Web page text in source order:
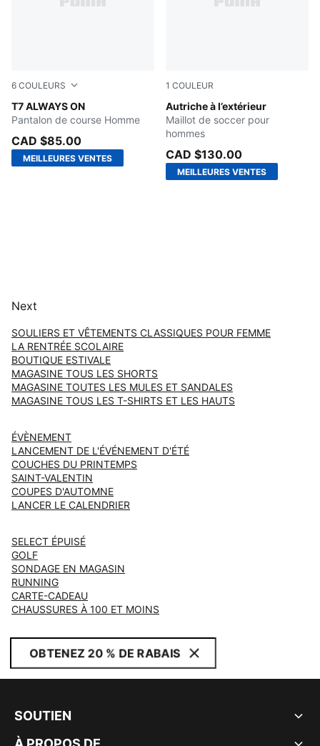
6 COULEURS
T7 ALWAYS ON
New Navy
Pantalon de course Homme
CAD $85.00
MEILLEURES VENTES
1 COULEUR
Autriche à l’extérieur
PUMA White-Mint Melt
Maillot de soccer pour
hommes
CAD $130.00
MEILLEURES VENTES
Next
SOULIERS ET VÊTEMENTS CLASSIQUES POUR FEMME
LA RENTRÉE SCOLAIRE
BOUTIQUE ESTIVALE
MAGASINE TOUS LES SHORTS
MAGASINE TOUTES LES MULES ET SANDALES
MAGASINE TOUS LES T-SHIRTS ET LES HAUTS
ÉVÈNEMENT
LANCEMENT DE L'ÉVÉNEMENT D'ÉTÉ
COUCHES DU PRINTEMPS
SAINT-VALENTIN
COUPES D'AUTOMNE
LANCER LE CALENDRIER
SELECT ÉPUISÉ
GOLF
SONDAGE EN MAGASIN
RUNNING
CARTE-CADEAU
CHAUSSURES À 100 ET MOINS
OBTENEZ 20 % DE RABAIS
SOUTIEN